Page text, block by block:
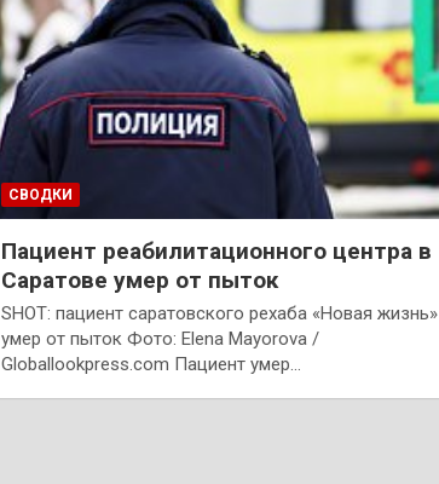
СВОДКИ
Пациент реабилитационного центра в
Саратове умер от пыток
SHOT: пациент саратовского рехаба «Новая жизнь»
умер от пыток Фото: Elena Mayorova /
Globallookpress.com Пациент умер…